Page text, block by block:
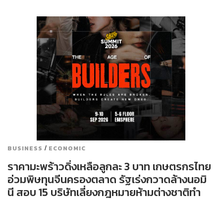
BUSINESS / ECONOMIC
ราคามะพร้าวดิ่งเหลือลูกละ 3 บาท เกษตรกรไทย
อ่วมพิษทุนจีนครองตลาด รัฐเร่งกวาดล้างนอมิ
นี สอบ 15 บริษัทเลี่ยงกฎหมายห้ามต่างชาติทำ